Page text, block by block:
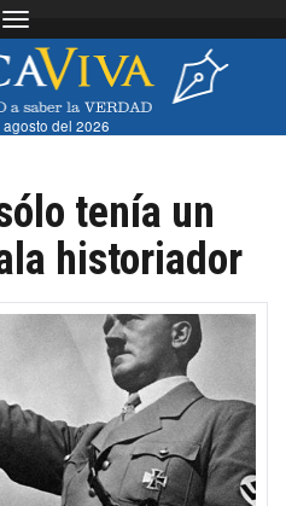
Toggle navigation
del 2026
tenía un
historiador